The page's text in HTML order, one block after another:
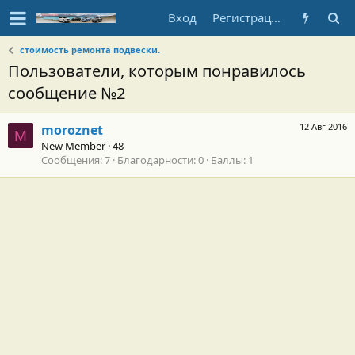
Вход Регистрация
стоимость ремонта подвески.
Пользователи, которым понравилось
сообщение №2
M
12 Авг 2016
moroznet
New Member ·48
Сообщения 7 Благодарности 0 Баллы 1